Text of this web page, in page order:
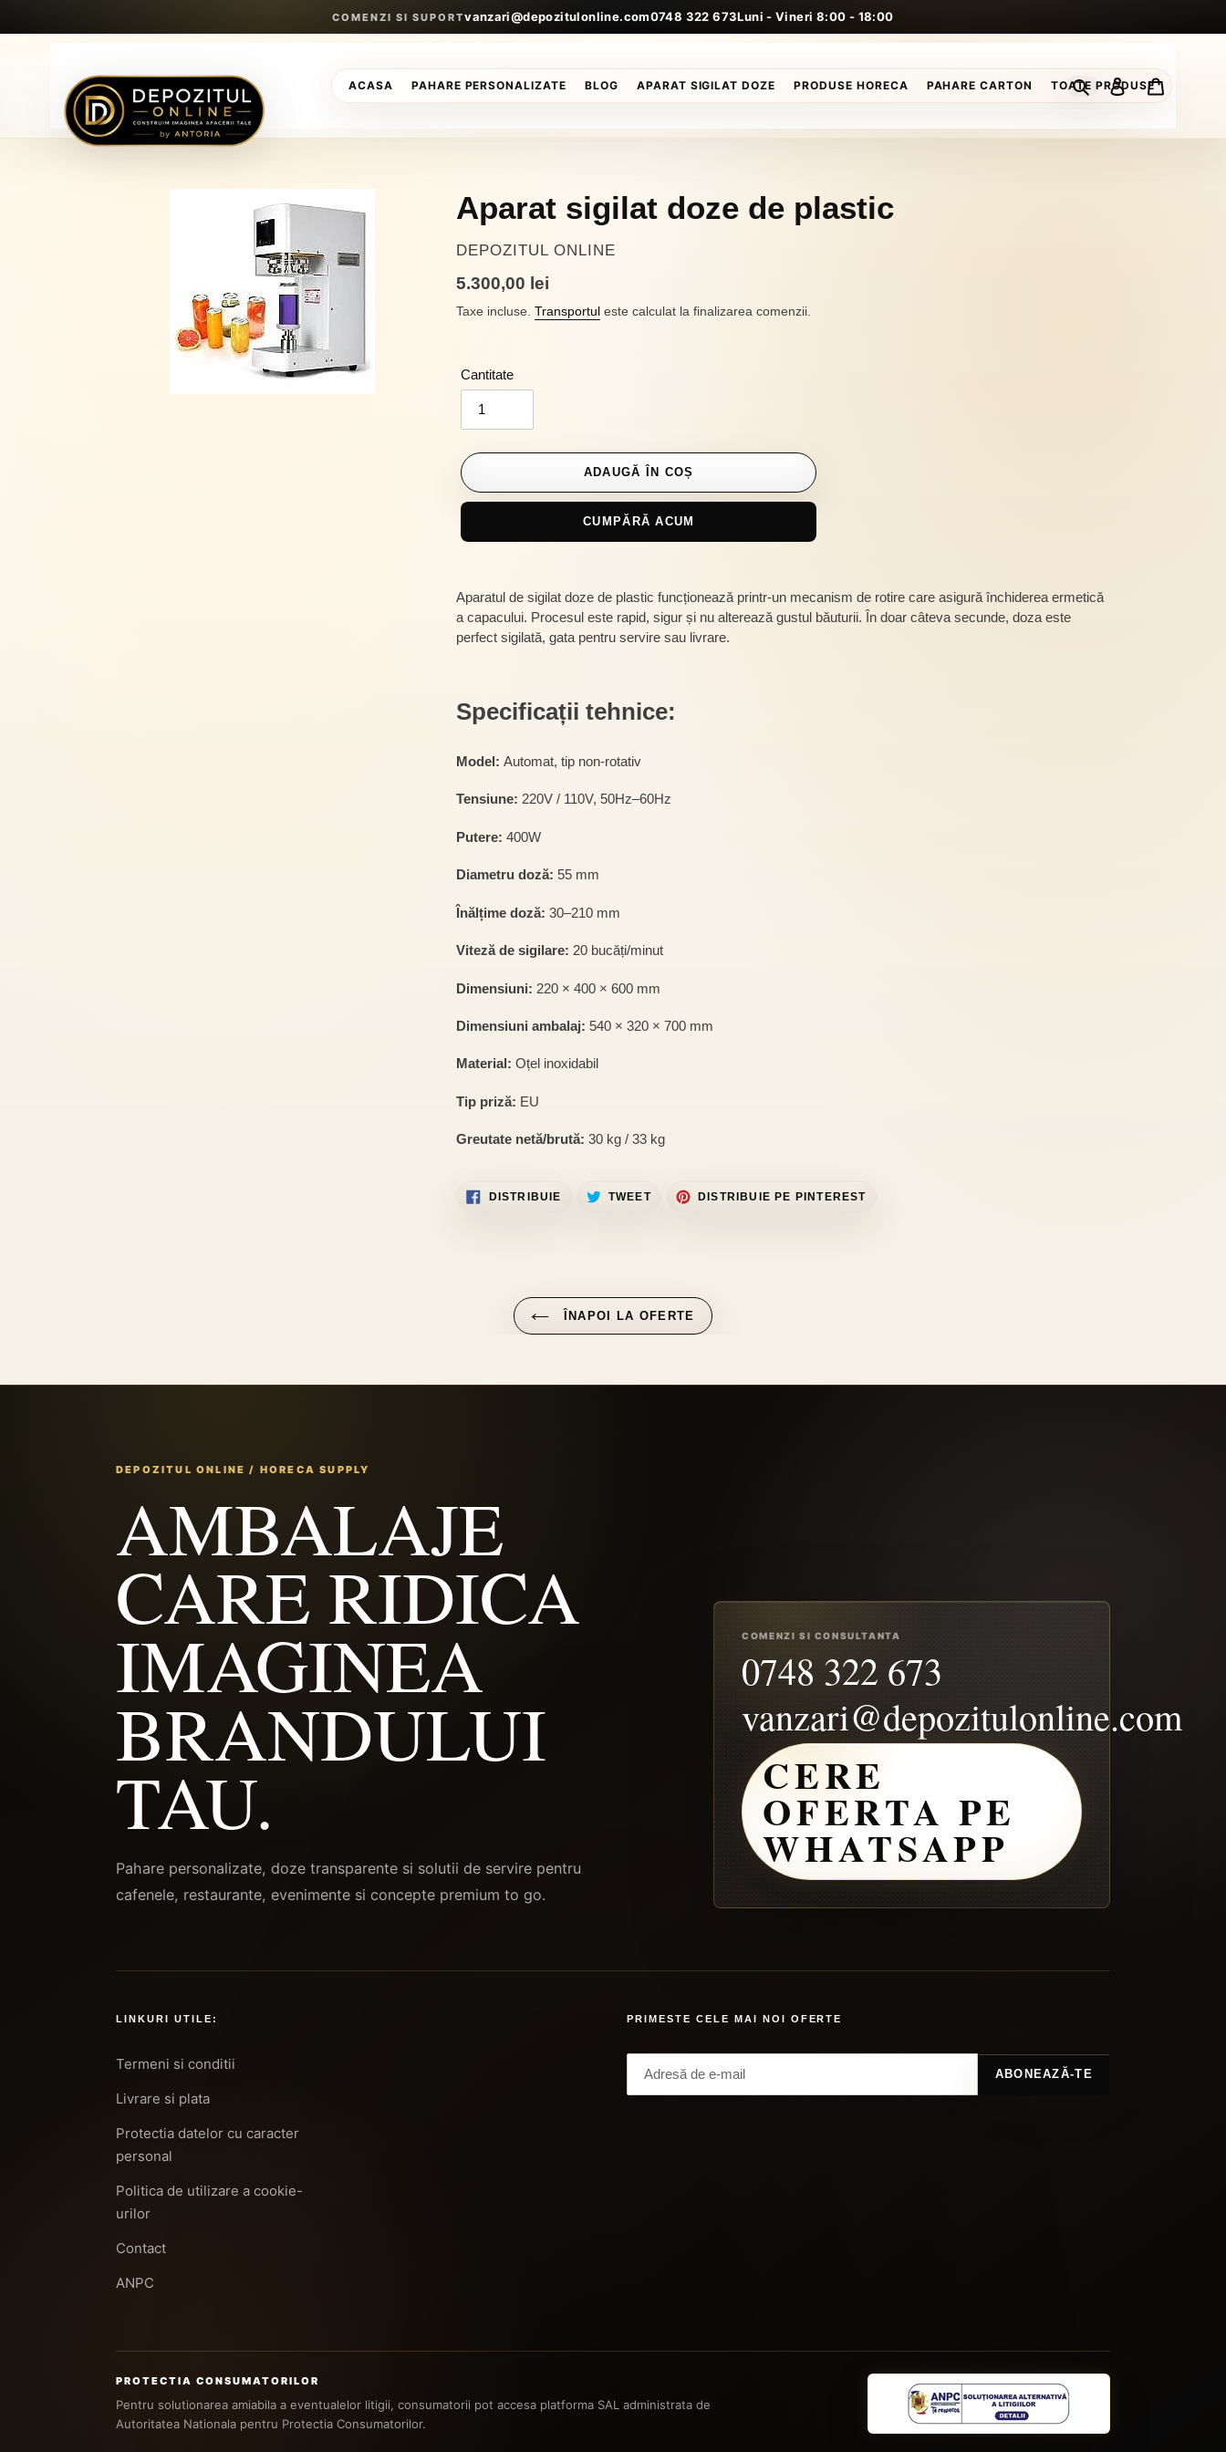
COMENZI SI SUPORTvanzari@depozitulonline.com0748 322 673Luni - Vineri 8:00 - 18:00
ACASA PAHARE PERSONALIZATE BLOG APARAT SIGILAT DOZE PRODUSE HORECA PAHARE CARTON TOATE PRODUSE
CautăConectează-te
Coș
Aparat sigilat doze de plastic
VÂNZĂTOR
DEPOZITUL ONLINE
Preț
obișnuit
5.300,00 lei
Taxe incluse.Transportul este calculat la finalizarea comenzii.
Cantitate
ADAUGĂ ÎN COȘ
CUMPĂRĂ ACUM
adaugă
produsul
coș
Aparatul de sigilat doze de plastic funcționează printr-un mecanism de rotire care asigură închiderea ermetică
a capacului. Procesul este rapid, sigur și nu alterează gustul băuturii. În doar câteva secunde, doza este
perfect sigilată, gata pentru servire sau livrare.
Specificații tehnice:
Model: Automat, tip non-rotativ
Tensiune: 220V / 110V, 50Hz–60Hz
Putere: 400W
Diametru doză: 55 mm
Înălțime doză: 30–210 mm
Viteză de sigilare: 20 bucăți/minut
Dimensiuni: 220 × 400 × 600 mm
Dimensiuni ambalaj: 540 × 320 × 700 mm
Material: Oțel inoxidabil
Tip priză: EU
Greutate netă/brută: 30 kg / 33 kg
DISTRIBUIE DISTRIBUIE
TWEETTRIMITE
TWEET
DISTRIBUIE PE PINTERESTPIN
ÎNAPOI LA OFERTE
DEPOZITUL ONLINE / HORECA SUPPLY
AMBALAJE
CARE RIDICA
IMAGINEA
BRANDULUI
TAU.
Pahare personalizate, doze transparente si solutii de servire pentru
cafenele, restaurante, evenimente si concepte premium to go.
COMENZI SI CONSULTANTA
0748 322 673
vanzari@depozitulonline.com
CERE
OFERTA PE
WHATSAPP
LINKURI UTILE:
Termeni si conditii
Livrare si plata
Protectia datelor cu caracter
personal
Politica de utilizare a cookie-
urilor
Contact
ANPC
PRIMESTE CELE MAI NOI OFERTE
ABONEAZĂ-TE
PROTECTIA CONSUMATORILOR
Pentru solutionarea amiabila a eventualelor litigii, consumatorii pot accesa platforma SAL administrata de
Autoritatea Nationala pentru Protectia Consumatorilor.